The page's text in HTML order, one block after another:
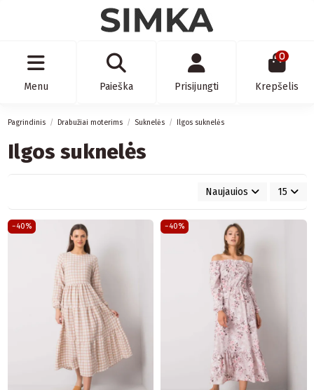
Menu Paieška Prisijungti
0
Krepšelis
Pagrindinis Drabužiai moterims Suknelės Ilgos suknelės
Ilgos suknelės
Naujauios 15
−40% −40%